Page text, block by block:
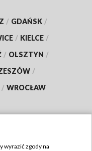
/ GDAŃSK /
/ KIELCE /
/ OLSZTYN /
/
/ WROCŁAW
wyrazić zgody na